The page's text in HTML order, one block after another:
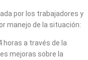
por los trabajadores y
manejo de la situación:
horas a través de la
mejoras sobre la